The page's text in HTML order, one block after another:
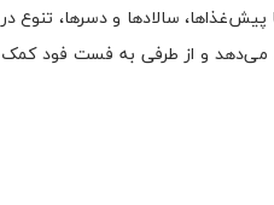
سالادها و دسرها، تنوع در
می‌دهد و از طرفی به فست فود کمک